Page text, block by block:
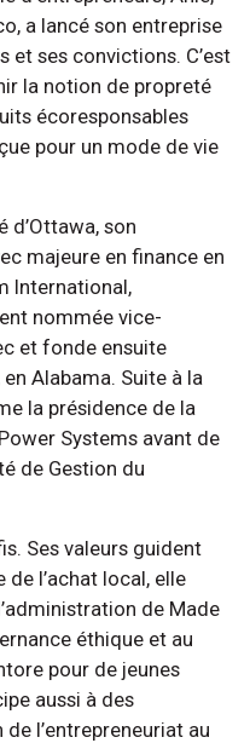
a lancé son entreprise
et ses convictions. C’est
la notion de propreté
écoresponsables
pour un mode de vie
d’Ottawa, son
majeure en finance en
International,
nommée vice-
et fonde ensuite
Alabama. Suite à la
la présidence de la
Systems avant de
de Gestion du
Ses valeurs guident
l’achat local, elle
de Made
éthique et au
pour de jeunes
aussi à des
l’entrepreneuriat au